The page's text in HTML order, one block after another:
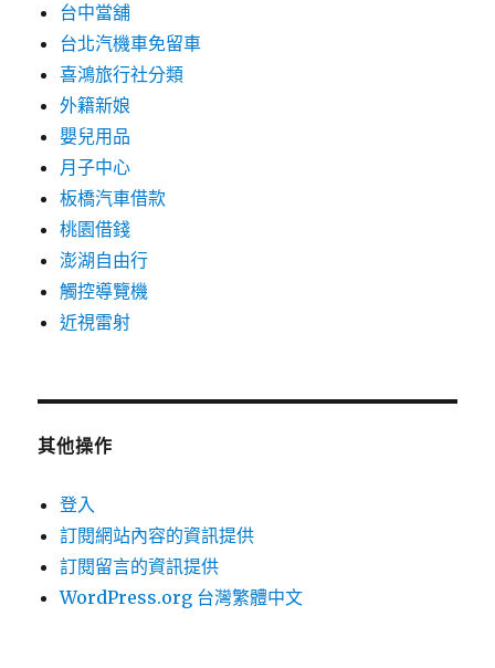
台中當舖
台北汽機車免留車
喜鴻旅行社分類
外籍新娘
嬰兒用品
月子中心
板橋汽車借款
桃園借錢
澎湖自由行
觸控導覽機
近視雷射
其他操作
登入
訂閱網站內容的資訊提供
訂閱留言的資訊提供
WordPress.org 台灣繁體中文